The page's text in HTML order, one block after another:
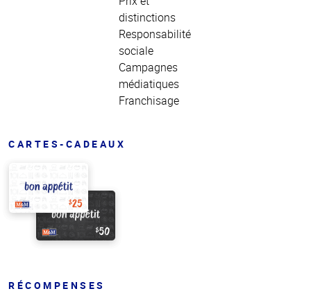
distinctions
Responsabilité
sociale
Campagnes
médiatiques
Franchisage
CARTES-CADEAUX
RÉCOMPENSES